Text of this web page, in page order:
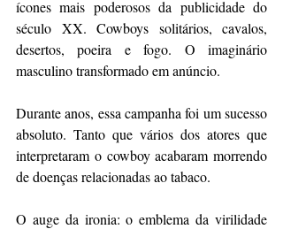
ícones mais poderosos da publicidade do
século XX. Cowboys solitários, cavalos,
desertos, poeira e fogo. O imaginário
masculino transformado em anúncio.
Durante anos, essa campanha foi um sucesso
absoluto. Tanto que vários dos atores que
interpretaram o cowboy acabaram morrendo
de doenças relacionadas ao tabaco.
O auge da ironia: o emblema da virilidade